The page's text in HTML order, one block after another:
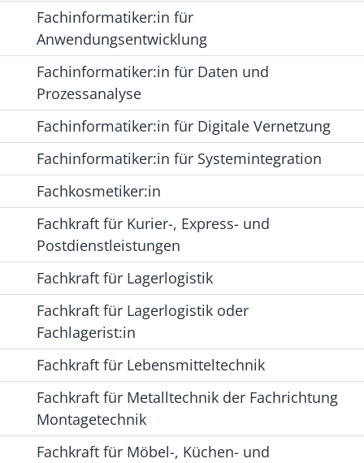
Fachinformatiker:in für
Anwendungsentwicklung
Fachinformatiker:in für Daten und
Prozessanalyse
Fachinformatiker:in für Digitale Vernetzung
Fachinformatiker:in für Systemintegration
Fachkosmetiker:in
Fachkraft für Kurier-, Express- und
Postdienstleistungen
Fachkraft für Lagerlogistik
Fachkraft für Lagerlogistik oder
Fachlagerist:in
Fachkraft für Lebensmitteltechnik
Fachkraft für Metalltechnik der Fachrichtung
Montagetechnik
Fachkraft für Möbel-, Küchen- und